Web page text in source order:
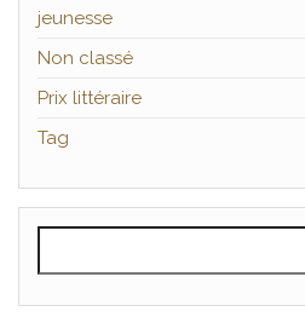
jeunesse
Non classé
Prix littéraire
Tag